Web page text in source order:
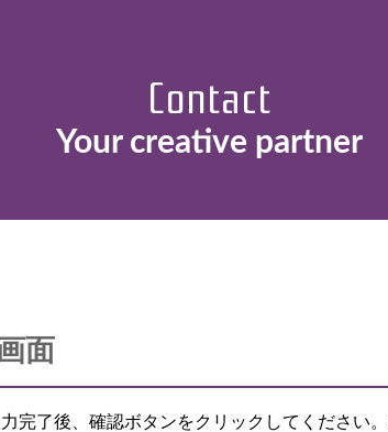
Recruit
社員の一日
Contact
Your creative partner
面
完了後、確認ボタンをクリックしてください